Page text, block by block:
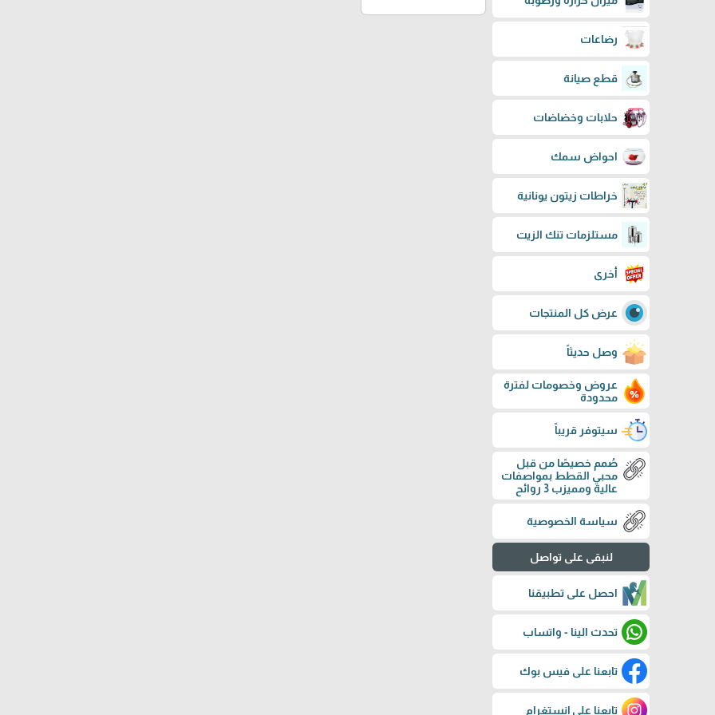
رضاعات
قطع صيانة
حلابات وخضاضات
احواض سمك
خراطات زيتون يونانية
مستلزمات تنك الزيت
أخرى
عرض كل المنتجات
وصل حديثاً
عروض وخصومات لفترة
محدودة
سيتوفر قريباً
صُمم خصيصًا من قبل
محبي القطط بمواصفات
عالية ومميزب 3 روائح
سياسة الخصوصية
لنبقى على تواصل
احصل على تطبيقنا
تحدث الينا - واتساب
تابعنا على فيس بوك
تابعنا على إنستغرام